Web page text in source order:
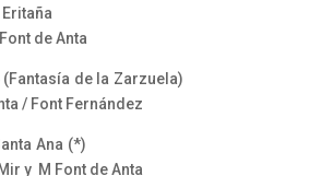
de Eritaña
de Anta
(Fantasía de la Zarzuela)
/ Font Fernández
de Santa Ana (*)
y M Font de Anta